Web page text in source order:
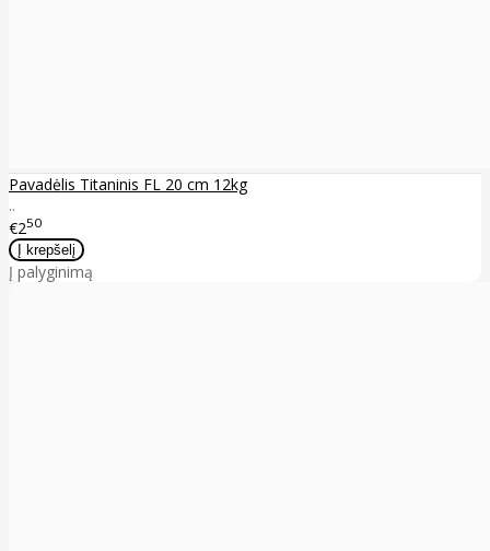
Pavadėlis Titaninis FL 20 cm 12kg
..
€250
Į palyginimą